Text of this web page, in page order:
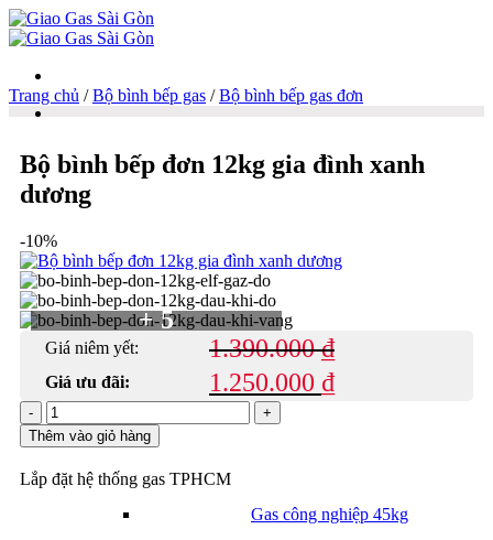
Danh mục
Giao gas tận nơi
Bình gas 6kg
Bình gas 12kg
Gas công nghiệp 45kg
Trang chủ / Bộ bình bếp gas / Bộ bình bếp gas đơn
Bộ bình bếp đơn 12kg gia đình xanh
dương
-10%
+ 5
Giá niêm yết: 1.390.000₫
Giá ưu đãi: 1.250.000 ₫
Bộ
bình
bếp
đơn
12kg
Thêm vào giỏ hàng
Lắp đặt hệ thống gas TPHCM